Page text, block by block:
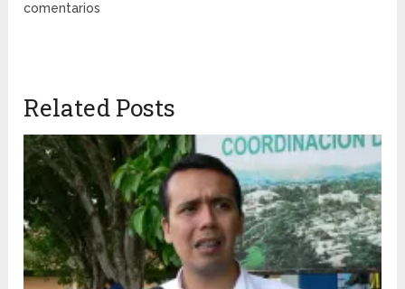
comentarios
Related Posts